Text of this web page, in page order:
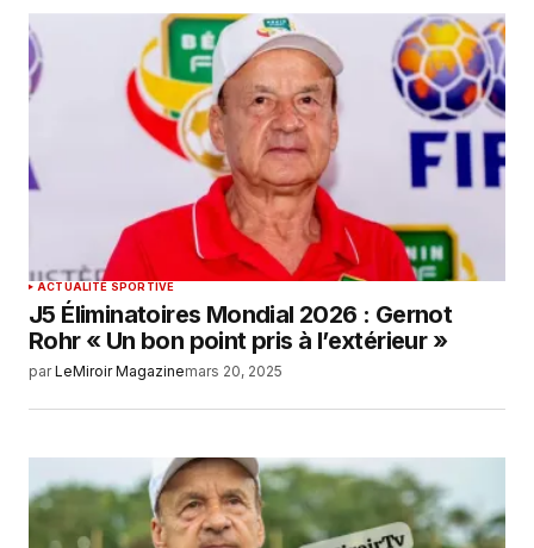
ACTUALITÉ SPORTIVE
J5 Éliminatoires Mondial 2026 : Gernot
Rohr « Un bon point pris à l’extérieur »
par LeMiroir Magazinemars 20, 2025